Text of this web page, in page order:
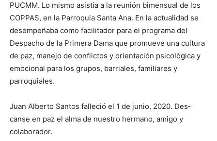
PUCMM. Lo mismo asistía a la reunión bimensual de los
COPPAS, en la Parro­quia Santa Ana. En la actualidad se
desempeñaba como facilitador para el programa del
Despacho de la Primera Dama que promueve una cultura
de paz, manejo de conflictos y orientación psicológica y
emocional para los grupos, barriales, familiares y
parroquiales.
Juan Alberto Santos falleció el 1 de junio, 2020. Des­
canse en paz el alma de nuestro hermano, amigo y
colaborador.